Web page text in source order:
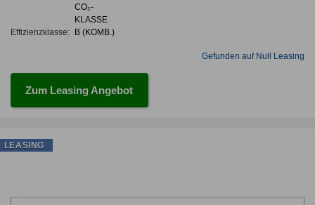
Effizienzklasse:
CO₂-
KLASSE
B (KOMB.)
Gefunden auf Null Leasing
Zum Leasing Angebot
LEASING